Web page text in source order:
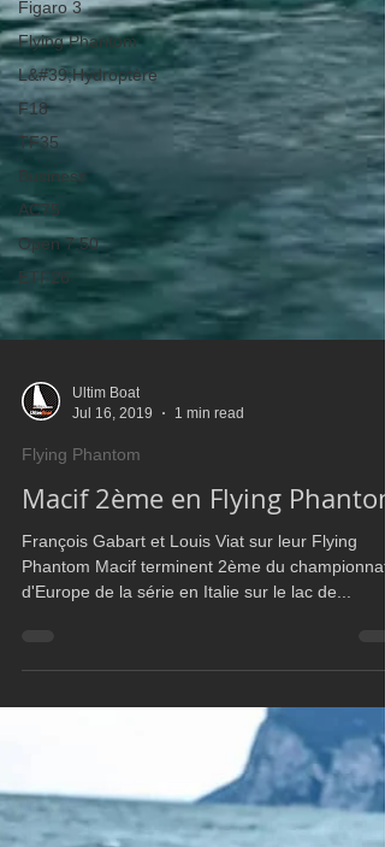
Figaro 3
Flying Phantom
L&#39;Hydroptère
F18
TF35
Business
AC75
Open 7.50
ETF26
Jul 16, 2019
Flying Phantom
Macif 2ème en Flying Phantom
François Gabart et Louis Viat sur leur Flying